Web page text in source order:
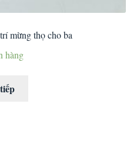
mừng thọ cho ba
hàng